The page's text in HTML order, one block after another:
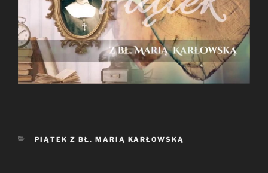
KATEGORIE
PIĄTEK Z BŁ. MARIĄ KARŁOWSKĄ